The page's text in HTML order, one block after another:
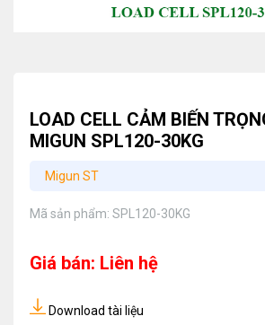
LOAD CELL CẢM BIẾN
MIGUN SPL120-30KG
Migun ST
Mã sản phẩm: SPL120-30KG
Giá bán: Liên hệ
Download tài liệu